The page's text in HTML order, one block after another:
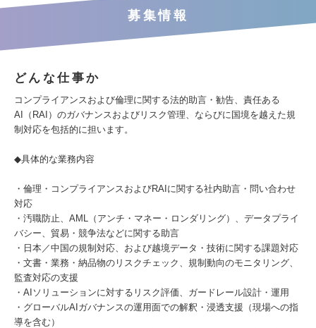
募集情報
どんな仕事か
コンプライアンスおよび倫理に関する法的助言・勧告、責任ある
AI（RAI）のガバナンスおよびリスク管理、ならびに国境を越えた規
制対応を包括的に担います。
◆具体的な業務内容
・倫理・コンプライアンスおよびRAIに関する社内助言・問い合わせ
対応
・汚職防止、AML（アンチ・マネー・ロンダリング）、データプライ
バシー、貿易・競争法などに関する助言
・日本／中国の規制対応、および越境データ・技術に関する課題対応
・文書・業務・納品物のリスクチェック、規制動向のモニタリング、
監査対応の支援
・AIソリューションに対するリスク評価、ガードレール設計・運用
・グローバルAIガバナンスの運用面での解釈・浸透支援（現場への指
導を含む）